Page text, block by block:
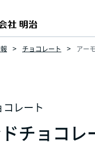
チョコレート アー
レート
チョコレ